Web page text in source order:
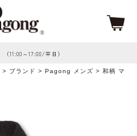
（11:00～17:00/平日）
> ブランド > Pagong メンズ > 和柄 マ